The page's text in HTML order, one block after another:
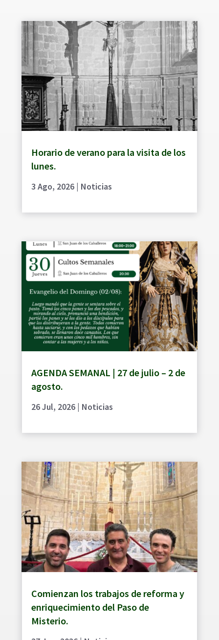
Horario de verano para la visita de los
lunes.
3 Ago, 2026| Noticias
AGENDA SEMANAL | 27 de julio – 2 de
agosto.
26 Jul, 2026| Noticias
Comienzan los trabajos de reforma y
enriquecimiento del Paso de
Misterio.